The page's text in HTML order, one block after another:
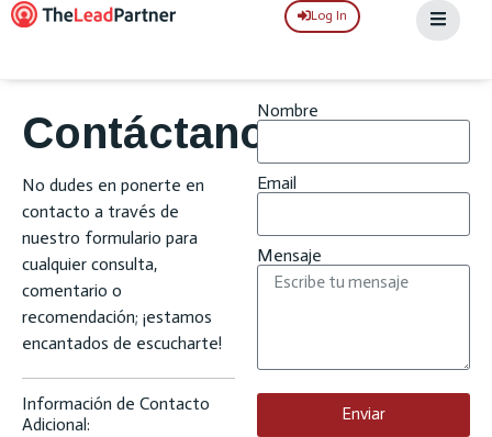
Log In
Contáctanos
No dudes en ponerte en
contacto a través de
nuestro formulario para
cualquier consulta,
comentario o
recomendación; ¡estamos
encantados de escucharte!
Información de Contacto
Adicional:
Nombre
Email
Mensaje
Enviar